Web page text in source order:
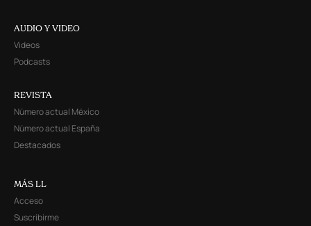
AUDIO Y VIDEO
Videos
Podcasts
REVISTA
Número actual México
Número actual España
Destacados
MÁS LL
Acceso
Suscribirme